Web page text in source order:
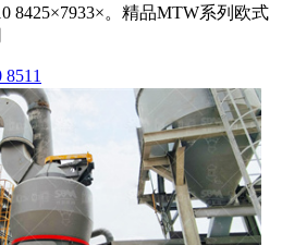
8425×7933×。精品MTW系列欧式